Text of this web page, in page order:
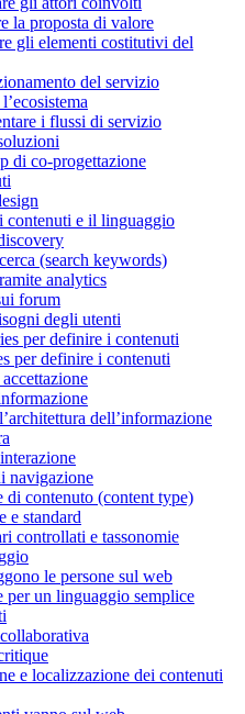
la proposta di valore
gli elementi costitutivi del
del servizio
i flussi di servizio
di co-progettazione
contenuti e il linguaggio
(search keywords)
analytics
forum
degli utenti
per definire i contenuti
per definire i contenuti
dell’informazione
navigazione
di contenuto (content type)
e standard
controllati e tassonomie
le persone sul web
per un linguaggio semplice
e localizzazione dei contenuti